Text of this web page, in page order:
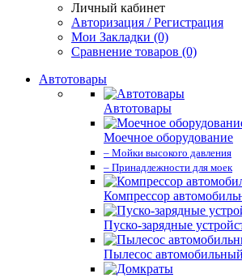
Личный кабинет
Авторизация / Регистрация
Мои Закладки (0)
Сравнение товаров (0)
Автотовары
Автотовары
Моечное оборудование
– Мойки высокого давления
– Принадлежности для моек
Компрессор
Пуско-зарядные
Пылесос автомобильный